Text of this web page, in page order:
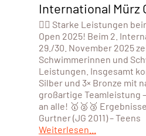
International Mürz
🏊‍♀️ Starke Leistungen
Open 2025! Beim 2.
29./30. November 2025
Schwimmerinnen und
Leistungen. Insgesamt
Silber und 3× Bronze mit
großartige Teamleistung
an alle! 🥇🥈🥉
Gurtner (JG 2011) – Teens
Weiterlesen...